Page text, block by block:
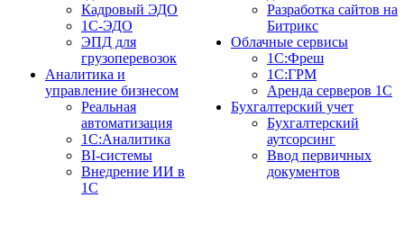
Кадровый ЭДО
1С-ЭДО
ЭПД для
грузоперевозок
Аналитика и
управление бизнесом
Реальная
автоматизация
1С:Аналитика
BI-системы
Внедрение ИИ в
1С
Разработка сайтов на
Битрикс
Облачные сервисы
1С:Фреш
1С:ГРМ
Аренда серверов 1С
Бухгалтерский учет
Бухгалтерский
аутсорсинг
Ввод первичных
документов